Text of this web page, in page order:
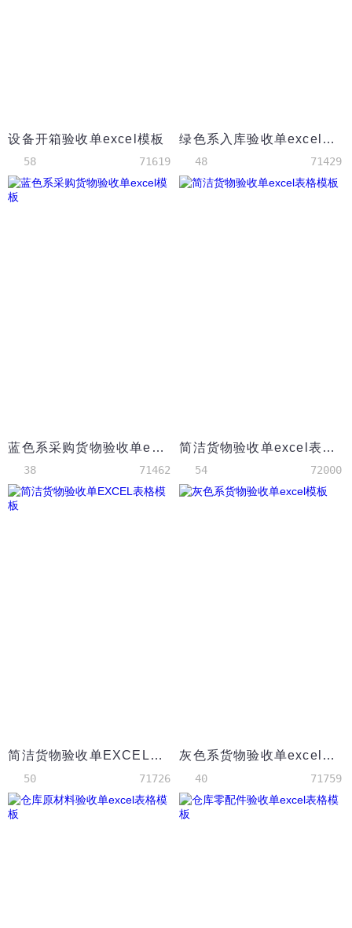
设备开箱验收单excel模板
58 71619
绿色系入库验收单excel表格模板
48 71429
蓝色系采购货物验收单excel模板
38 71462
简洁货物验收单excel表格模板
54 72000
简洁货物验收单EXCEL表格模板
50 71726
灰色系货物验收单excel模板
40 71759